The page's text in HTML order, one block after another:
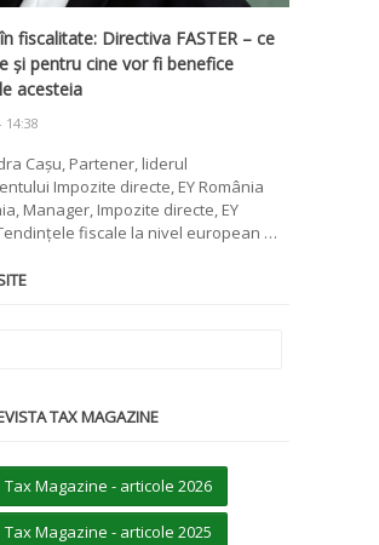
fiscalitate: Directiva FASTER – ce
și pentru cine vor fi benefice
acesteia
14:38
Cașu, Partener, liderul
Impozite directe, EY România
Manager, Impozite directe, EY
fiscale la nivel european …
TAX MAGAZINE
Tax Magazine - articole 2026
Tax Magazine - articole 2025